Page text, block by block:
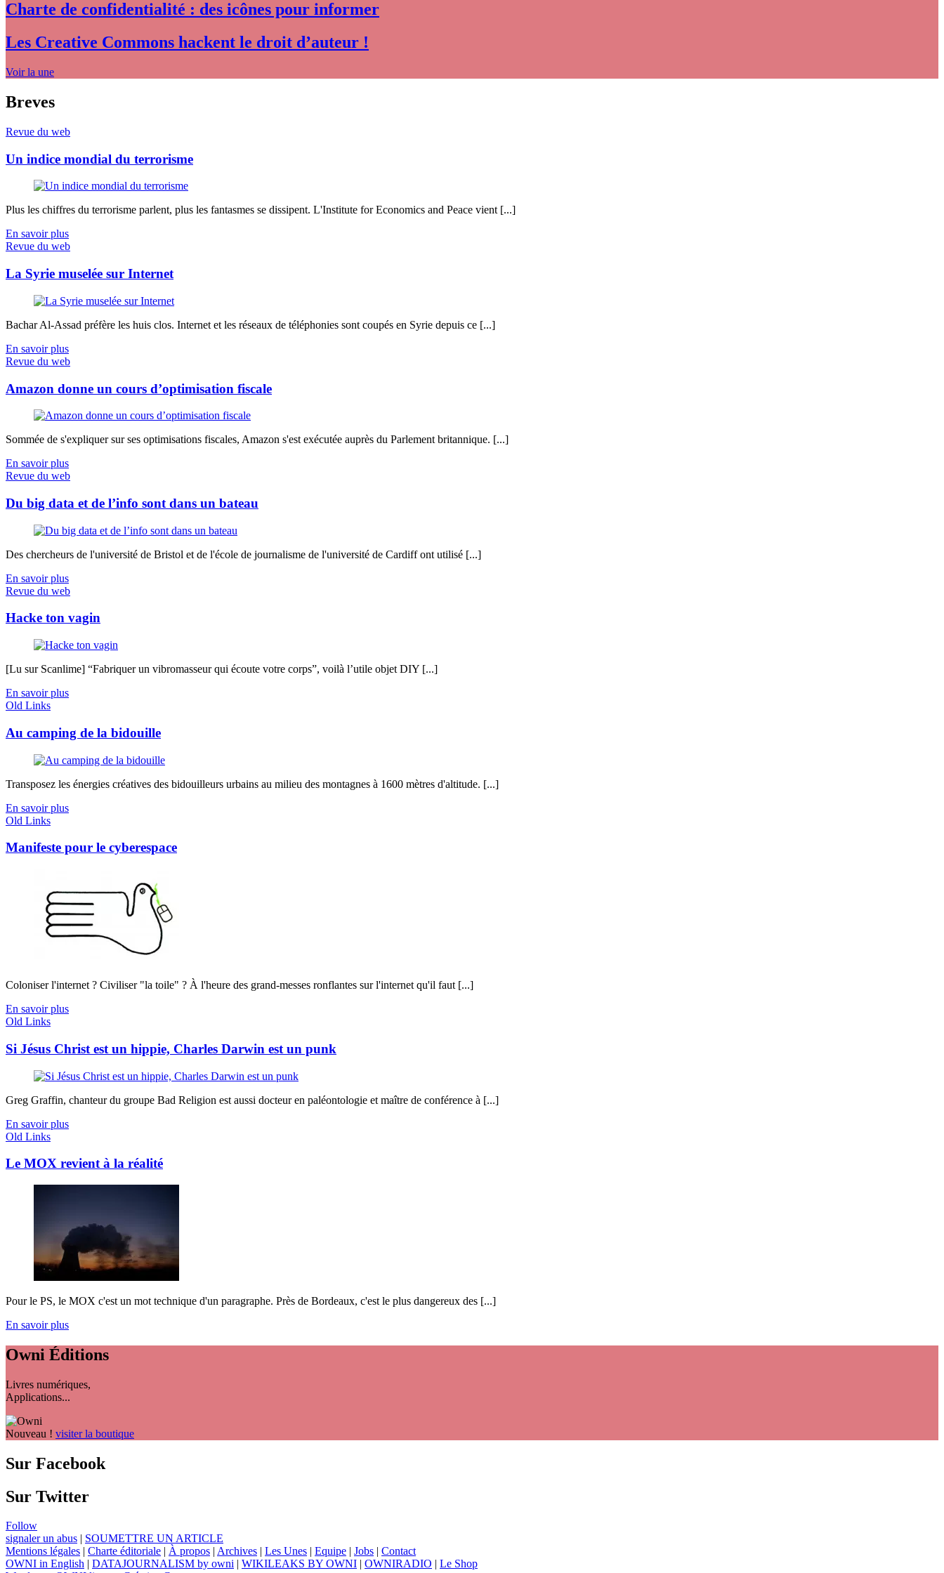
Charte de confidentialité : des icônes pour informer
Les Creative Commons hackent le droit d’auteur !
Voir la une
Breves
Revue du web
Un indice mondial du terrorisme
Plus les chiffres du terrorisme parlent, plus les fantasmes se dissipent. L'Institute for Economics and Peace vient [...]
En savoir plus
Revue du web
La Syrie muselée sur Internet
Bachar Al-Assad préfère les huis clos. Internet et les réseaux de téléphonies sont coupés en Syrie depuis ce [...]
En savoir plus
Revue du web
Amazon donne un cours d’optimisation fiscale
Sommée de s'expliquer sur ses optimisations fiscales, Amazon s'est exécutée auprès du Parlement britannique. [...]
En savoir plus
Revue du web
Du big data et de l’info sont dans un bateau
Des chercheurs de l'université de Bristol et de l'école de journalisme de l'université de Cardiff ont utilisé [...]
En savoir plus
Revue du web
Hacke ton vagin
[Lu sur Scanlime] “Fabriquer un vibromasseur qui écoute votre corps”, voilà l’utile objet DIY [...]
En savoir plus
Old Links
Au camping de la bidouille
Transposez les énergies créatives des bidouilleurs urbains au milieu des montagnes à 1600 mètres d'altitude. [...]
En savoir plus
Old Links
Manifeste pour le cyberespace
Coloniser l'internet ? Civiliser "la toile" ? À l'heure des grand-messes ronflantes sur l'internet qu'il faut [...]
En savoir plus
Old Links
Si Jésus Christ est un hippie, Charles Darwin est un punk
Greg Graffin, chanteur du groupe Bad Religion est aussi docteur en paléontologie et maître de conférence à [...]
En savoir plus
Old Links
Le MOX revient à la réalité
Pour le PS, le MOX c'est un mot technique d'un paragraphe. Près de Bordeaux, c'est le plus dangereux des [...]
En savoir plus
Owni Éditions
Livres numériques,
Applications...
Nouveau ! visiter la boutique
Sur Facebook
Sur Twitter
Follow
signaler un abus
SOUMETTRE UN ARTICLE
Mentions légales
Charte éditoriale À propos Archives Les Unes Equipe Jobs
Contact
OWNI in English
DATAJOURNALISM by owni WIKILEAKS BY OWNI OWNIRADIO
Le Shop